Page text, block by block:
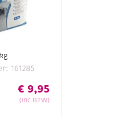
161285
€ 9,95
(Inc BTW)